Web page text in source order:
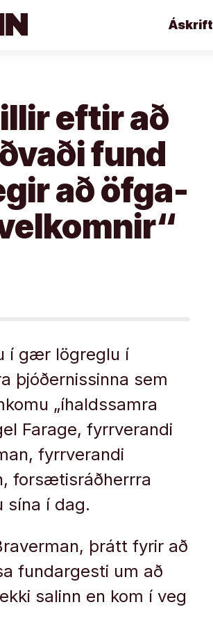
Áskrift
eftir að
fund
að öfga-
í gær lögreglu í
þjóðernissinna sem
„íhaldssamra
Farage, fyrrverandi
fyrrverandi
forsætisráðherrra
sína í dag.
þrátt fyrir að
fundargesti um að
salinn en kom í veg